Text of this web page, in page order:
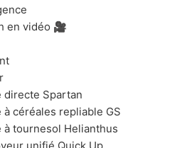
en vidéo 🎥
directe Spartan
à céréales repliable GS
à tournesol Helianthus